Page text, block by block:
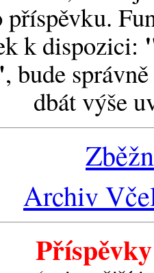
příspěvku.
k dispozici:
, bude
dbát výše
Archiv